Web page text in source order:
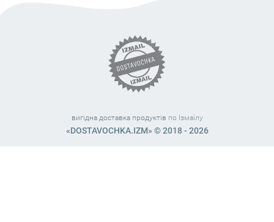
вигідна доставка продуктів по Ізмаїлу
«DOSTAVOCHKA.IZM» © 2018 - 2026